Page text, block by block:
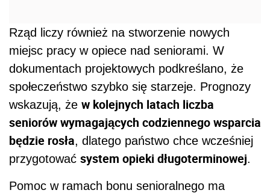
Rząd liczy również na stworzenie nowych
miejsc pracy w opiece nad seniorami. W
dokumentach projektowych podkreślano, że
społeczeństwo szybko się starzeje. Prognozy
wskazują, że w kolejnych latach liczba
seniorów wymagających codziennego wsparcia
będzie rosła, dlatego państwo chce wcześniej
przygotować system opieki długoterminowej.
Pomoc w ramach bonu senioralnego ma